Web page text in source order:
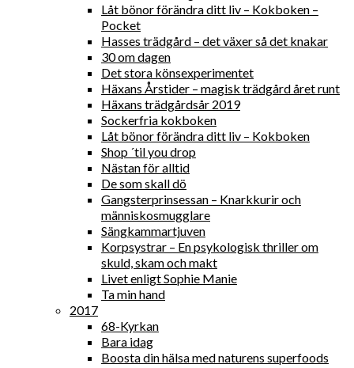
Låt bönor förändra ditt liv – Kokboken –
Pocket
Hasses trädgård – det växer så det knakar
30 om dagen
Det stora könsexperimentet
Häxans Årstider – magisk trädgård året runt
Häxans trädgårdsår 2019
Sockerfria kokboken
Låt bönor förändra ditt liv – Kokboken
Shop ´til you drop
Nästan för alltid
De som skall dö
Gangsterprinsessan – Knarkkurir och
människosmugglare
Sängkammartjuven
Korpsystrar – En psykologisk thriller om
skuld, skam och makt
Livet enligt Sophie Manie
Ta min hand
2017
68-Kyrkan
Bara idag
Boosta din hälsa med naturens superfoods